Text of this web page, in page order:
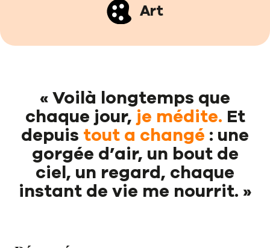
Art
« Voilà longtemps que
chaque jour, je médite. Et
depuis tout a changé : une
gorgée d’air, un bout de
ciel, un regard, chaque
instant de vie me nourrit. »